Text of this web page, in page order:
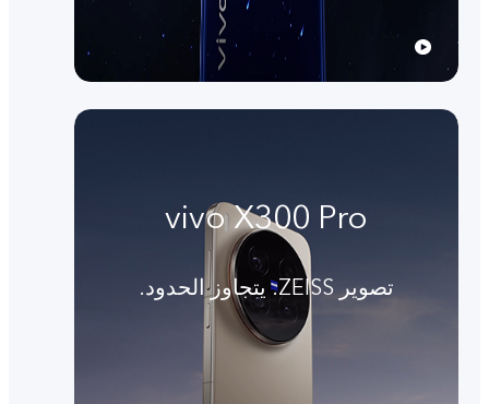
vivo X300 Pro
تصوير ZEISS. يتجاوز الحدود.